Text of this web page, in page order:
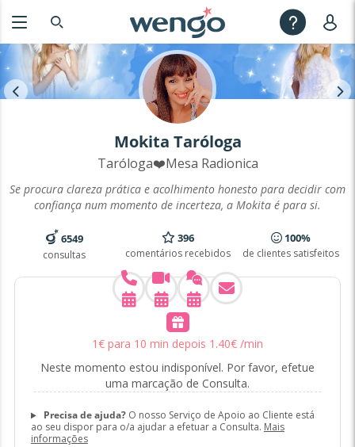
Mokita Taróloga
Taróloga❤️Mesa Radionica
Se procura clareza prática e acolhimento honesto para decidir com
confiança num momento de incerteza, a Mokita é para si.
6549
consultas
396
comentários recebidos
100%
de clientes satisfeitos
1€ para 10 min depois 1 .40€ /min
Neste momento estou indisponível. Por favor, efetue
uma marcação de Consulta.
Precisa de ajuda?O nosso Serviço de Apoio ao Cliente está
ao seu dispor para o/a ajudar a efetuar a Consulta. Mais
informações